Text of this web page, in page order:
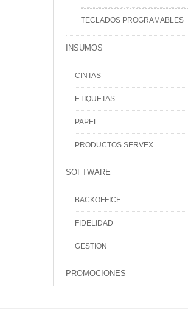
TECLADOS PROGRAMABLES
INSUMOS
CINTAS
ETIQUETAS
PAPEL
PRODUCTOS SERVEX
SOFTWARE
BACKOFFICE
FIDELIDAD
GESTION
PROMOCIONES